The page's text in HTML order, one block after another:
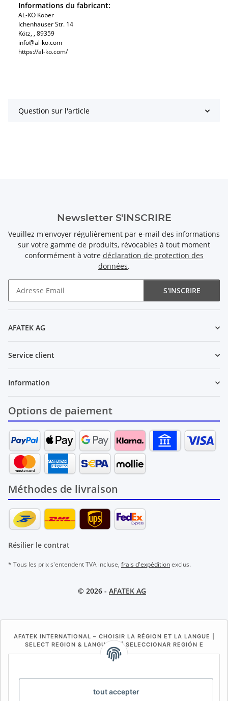
tout accepter
Informations du fabricant:
AL-KO Kober
Ichenhauser Str. 14
Kötz, , 89359
info@al-ko.com
https://al-ko.com/
Question sur l'article
Newsletter S'INSCRIRE
Veuillez m'envoyer régulièrement par e-mail des informations
sur votre gamme de produits, révocables à tout moment
conformément à votre déclaration de protection des
données.
S'INSCRIRE
AFATEK AG
Service client
Information
Options de paiement
Méthodes de livraison
Résilier le contrat
* Tous les prix s'entendent TVA incluse, frais d'expéditionexclus.
© 2026 - AFATEK AG
AFATEK INTERNATIONAL – CHOISIR LA RÉGION ET LA LANGUE |
SELECT REGION & LANGUAGE | SELECCIONAR REGIÓN E
IDIOMA
BE (NL) BE (FR)